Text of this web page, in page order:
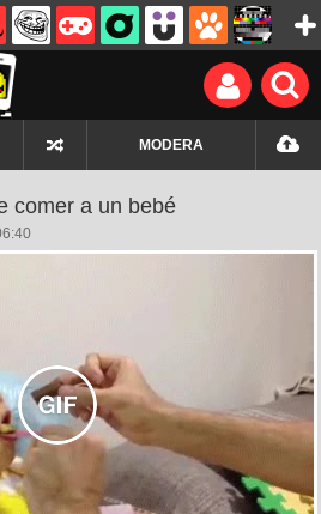
MODERA
comer a un bebé